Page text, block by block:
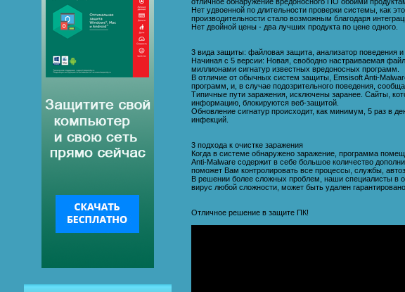
Нет удвоенной по длительности проверки системы, как
производительности стало возможным благодаря
Нет двойной цены - два лучших продукта по цене одного.
3 вида защиты: файловая защита, анализатор поведения
Начиная с 5 версии: Новая, свободно настраиваемая
миллионами сигнатур известных вредоносных программ.
В отличие от обычных систем защиты, Emsisoft Anti-
программ, и, в случае подозрительного поведения,
Типичные пути заражения, исключены заранее. Сайты,
информацию, блокируются веб-защитой.
Обновление сигнатур происходит, как минимум, 5 раз в
инфекций.
3 подхода к очистке заражения
Когда в системе обнаружено заражение, программа
Anti-Malware содержит в себе большое количество
поможет Вам контролировать все процессы, службы,
В решении более сложных проблем, наши специалисты в
вирус любой сложности, может быть удален гарантировано.
Отличное решение в защите ПК!